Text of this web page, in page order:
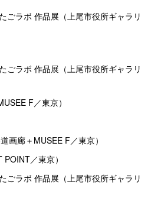
ごラボ 作品展（上尾市役所ギャラリ
ごラボ 作品展（上尾市役所ギャラリ
F／東京）
画廊＋MUSEE F／東京）
／東京）
ごラボ 作品展（上尾市役所ギャラリ